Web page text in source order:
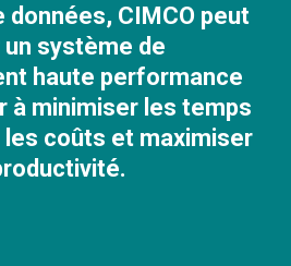
données, CIMCO peut
système de
haute performance
à minimiser les temps
les coûts et maximiser